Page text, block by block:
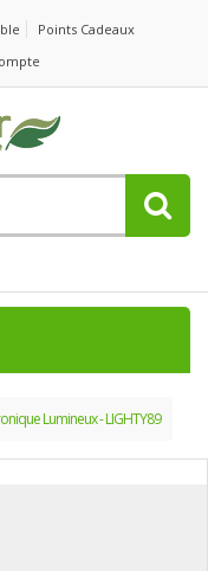
Points Cadeaux
Lumineux - LIGHTY89